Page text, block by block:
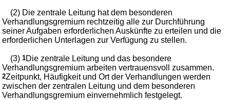
(2) Die zentrale Leitung hat dem besonderen
Verhandlungsgremium rechtzeitig alle zur Durchführung
seiner Aufgaben erforderlichen Auskünfte zu erteilen und die
erforderlichen Unterlagen zur Verfügung zu stellen.
(3)1Die zentrale Leitung und das besondere
Verhandlungsgremium arbeiten vertrauensvoll zusammen.
2Zeitpunkt, Häufigkeit und Ort der Verhandlungen werden
zwischen der zentralen Leitung und dem besonderen
Verhandlungsgremium einvernehmlich festgelegt.